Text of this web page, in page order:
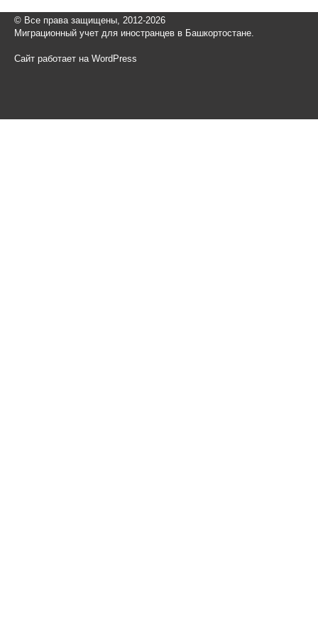
© Все права защищены, 2012-2026
Миграционный учет для иностранцев в Башкортостане.
Сайт работает на WordPress